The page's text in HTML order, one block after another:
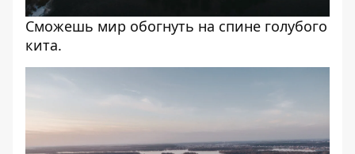
Сможешь мир обогнуть на спине голубого
кита.